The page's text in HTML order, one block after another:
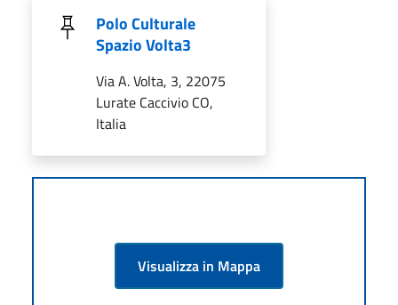
Polo Culturale
Spazio Volta3
Via A. Volta, 3, 22075
Lurate Caccivio CO,
Italia
Visualizza in Mappa